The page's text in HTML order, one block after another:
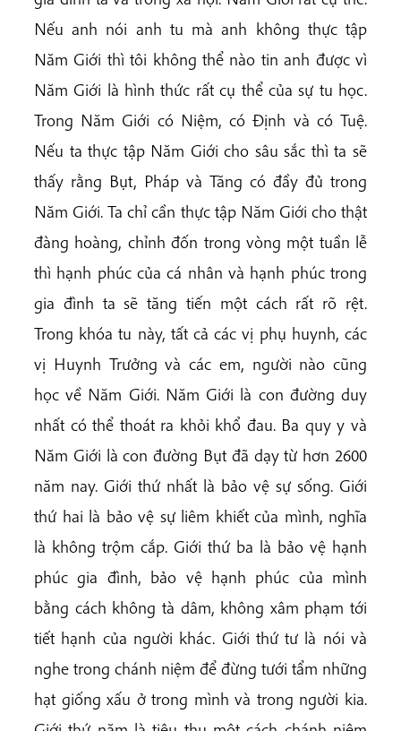
Nếu anh nói anh tu mà anh không thực tập
Năm Giới thì tôi không thể nào tin anh được vì
Năm Giới là hình thức rất cụ thể của sự tu học.
Trong Năm Giới có Niệm, có Định và có Tuệ.
Nếu ta thực tập Năm Giới cho sâu sắc thì ta sẽ
thấy rằng Bụt, Pháp và Tăng có đầy đủ trong
Năm Giới. Ta chỉ cần thực tập Năm Giới cho thật
đàng hoàng, chỉnh đốn trong vòng một tuần lễ
thì hạnh phúc của cá nhân và hạnh phúc trong
gia đình ta sẽ tăng tiến một cách rất rõ rệt.
Trong khóa tu này, tất cả các vị phụ huynh, các
vị Huynh Trưởng và các em, người nào cũng
học về Năm Giới. Năm Giới là con đường duy
nhất có thể thoát ra khỏi khổ đau. Ba quy y và
Năm Giới là con đường Bụt đã dạy từ hơn 2600
năm nay. Giới thứ nhất là bảo vệ sự sống. Giới
thứ hai là bảo vệ sự liêm khiết của mình, nghĩa
là không trộm cắp. Giới thứ ba là bảo vệ hạnh
phúc gia đình, bảo vệ hạnh phúc của mình
bằng cách không tà dâm, không xâm phạm tới
tiết hạnh của người khác. Giới thứ tư là nói và
nghe trong chánh niệm để đừng tưới tẩm những
hạt giống xấu ở trong mình và trong người kia.